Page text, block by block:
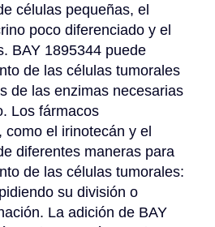
células pequeñas, el
poco diferenciado y el
BAY 1895344 puede
de las células tumorales
de las enzimas necesarias
Los fármacos
el irinotecán y el
diferentes maneras para
de las células tumorales:
su división o
La adición de BAY